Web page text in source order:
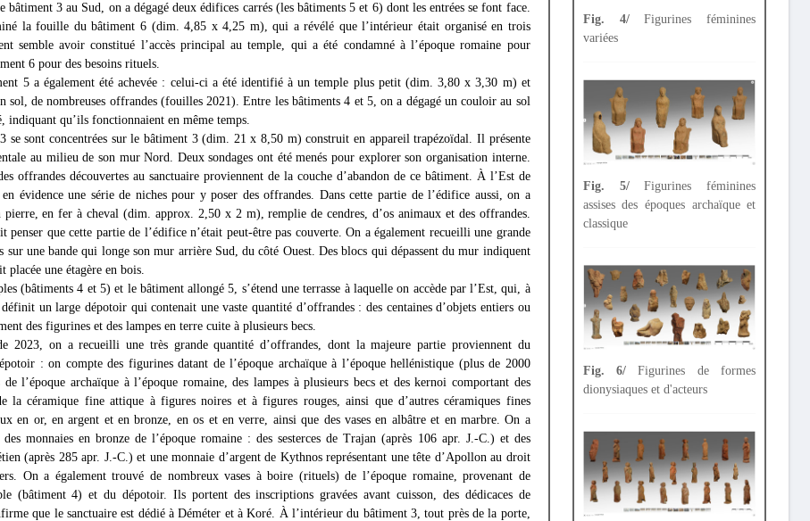
bâtiment 3 au Sud, on a dégagé deux édifices carrés (les bâtiments 5 et 6) dont les entrées se font face.
la fouille du bâtiment 6 (dim. 4,85 x 4,25 m), qui a révélé que l’intérieur était organisé en trois
semble avoir constitué l’accès principal au temple, qui a été condamné à l’époque romaine pour
6 pour des besoins rituels.
5 a également été achevée : celui-ci a été identifié à un temple plus petit (dim. 3,80 x 3,30 m) et
sol, de nombreuses offrandes (fouilles 2021). Entre les bâtiments 4 et 5, on a dégagé un couloir au sol
indiquant qu’ils fonctionnaient en même temps.
se sont concentrées sur le bâtiment 3 (dim. 21 x 8,50 m) construit en appareil trapézoïdal. Il présente
au milieu de son mur Nord. Deux sondages ont été menés pour explorer son organisation interne.
offrandes découvertes au sanctuaire proviennent de la couche d’abandon de ce bâtiment. À l’Est de
évidence une série de niches pour y poser des offrandes. Dans cette partie de l’édifice aussi, on a
pierre, en fer à cheval (dim. approx. 2,50 x 2 m), remplie de cendres, d’os animaux et des offrandes.
penser que cette partie de l’édifice n’était peut-être pas couverte. On a également recueilli une grande
sur une bande qui longe son mur arrière Sud, du côté Ouest. Des blocs qui dépassent du mur indiquent
placée une étagère en bois.
(bâtiments 4 et 5) et le bâtiment allongé 5, s’étend une terrasse à laquelle on accède par l’Est, qui, à
un large dépotoir qui contenait une vaste quantité d’offrandes : des centaines d’objets entiers ou
des figurines et des lampes en terre cuite à plusieurs becs.
2023, on a recueilli une très grande quantité d’offrandes, dont la majeure partie proviennent du
: on compte des figurines datant de l’époque archaïque à l’époque hellénistique (plus de 2000
de l’époque archaïque à l’époque romaine, des lampes à plusieurs becs et des kernoi comportant des
la céramique fine attique à figures noires et à figures rouges, ainsi que d’autres céramiques fines
en or, en argent et en bronze, en os et en verre, ainsi que des vases en albâtre et en marbre. On a
monnaies en bronze de l’époque romaine : des sesterces de Trajan (après 106 apr. J.-C.) et des
(après 285 apr. J.-C.) et une monnaie d’argent de Kythnos représentant une tête d’Apollon au droit
On a également trouvé de nombreux vases à boire (rituels) de l’époque romaine, provenant de
(bâtiment 4) et du dépotoir. Ils portent des inscriptions gravées avant cuisson, des dédicaces de
que le sanctuaire est dédié à Déméter et à Koré. À l’intérieur du bâtiment 3, tout près de la porte,
Fig. 4/Figurines féminines
variées
Fig. 5/Figurines féminines
assises des époques archaïque et
classique
Fig. 6/ Figurines de formes
dionysiaques et d'acteurs